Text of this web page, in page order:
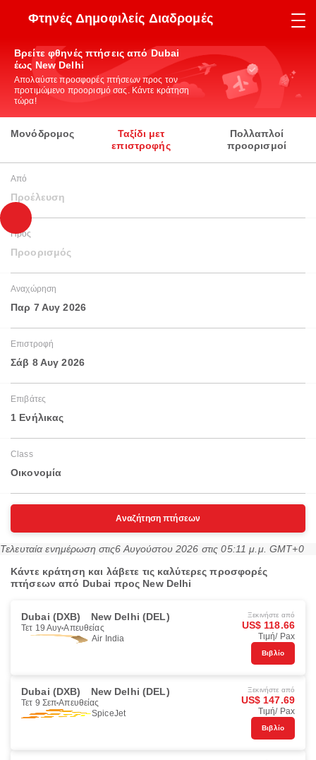
Φτηνές Δημοφιλείς Διαδρομές
Βρείτε φθηνές πτήσεις από Dubai
έως New Delhi
Απολαύστε προσφορές πτήσεων προς τον
προτιμώμενο προορισμό σας. Κάντε κράτηση
τώρα!
Μονόδρομος
Ταξίδι μετ
επιστροφής
Πολλαπλοί
προορισμοί
Από
Προέλευση
Προς
Προορισμός
Αναχώρηση
Παρ 7 Αυγ 2026
Επιστροφή
Σάβ 8 Αυγ 2026
Επιβάτες
1 Ενήλικας
Class
Οικονομία
Αναζήτηση πτήσεων
Τελευταία ενημέρωση στις6 Αυγούστου 2026 στις 05:11 μ.μ. GMT+0
Κάντε κράτηση και λάβετε τις καλύτερες προσφορές
πτήσεων από Dubai προς New Delhi
Dubai (DXB) New Delhi (DEL)
Τετ 19 Αυγ Απευθείας
Air India
Ξεκινήστε από
US$ 118.66
Τιμή/ Pax
Βιβλίο
Dubai (DXB) New Delhi (DEL)
Τετ 9 Σεπ Απευθείας
SpiceJet
Ξεκινήστε από
US$ 147.69
Τιμή/ Pax
Βιβλίο